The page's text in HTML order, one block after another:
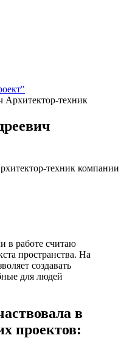
Архитектор-техник
в работе считаю
пространства. На
создавать
для людей
в
проектов: